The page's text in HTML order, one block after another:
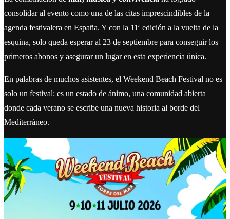
consolidar al evento como una de las citas imprescindibles de la
agenda festivalera en España. Y con la 11ª edición a la vuelta de la
esquina, solo queda esperar al 23 de septiembre para conseguir los
primeros abonos y asegurar un lugar en esta experiencia única.
En palabras de muchos asistentes, el Weekend Beach Festival no es
solo un festival: es un estado de ánimo, una comunidad abierta
donde cada verano se escribe una nueva historia al borde del
Mediterráneo.